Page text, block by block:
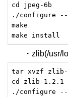
cd jpeg-6b
./configure --
make
make install
・zlib(/usr/
tar xvzf zlib-
cd zlib-1.2.1
./configure --